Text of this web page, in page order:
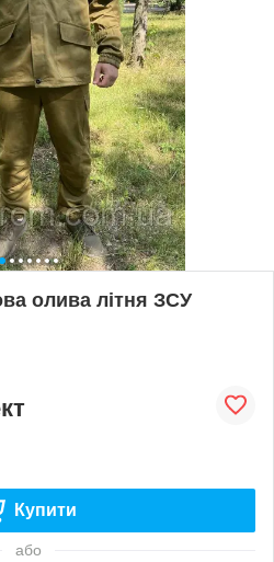
олива літня ЗСУ
Купити
або